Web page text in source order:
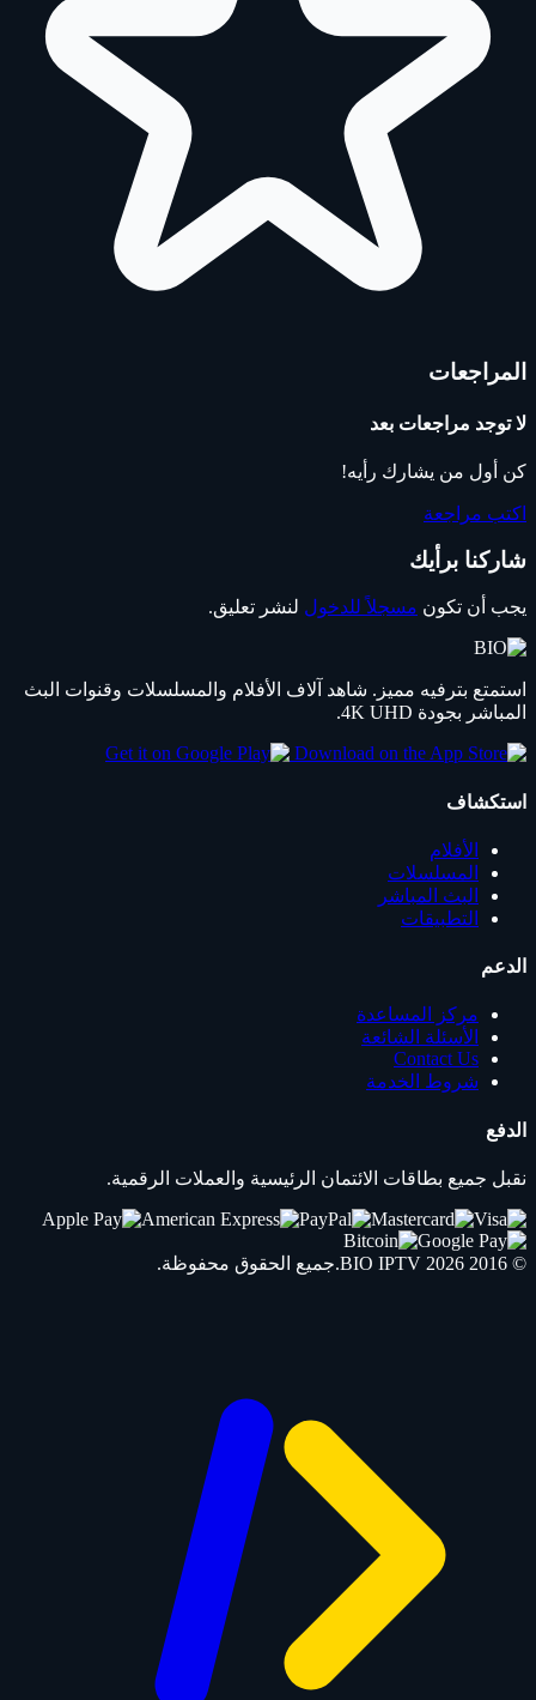
المراجعات
لا توجد مراجعات بعد
كن أول من يشارك رأيه!
اكتب مراجعة
شاركنا برأيك
يجب أن تكون مسجلاً للدخول لنشر تعليق.
استمتع بترفيه مميز. شاهد آلاف الأفلام والمسلسلات وقنوات البث
المباشر بجودة 4K UHD.
استكشاف
الأفلام
المسلسلات
البث المباشر
التطبيقات
الدعم
مركز المساعدة
الأسئلة الشائعة
Contact Us
شروط الخدمة
الدفع
نقبل جميع بطاقات الائتمان الرئيسية والعملات الرقمية.
© 2016 2026
BIO IPTV .جميع الحقوق محفوظة.